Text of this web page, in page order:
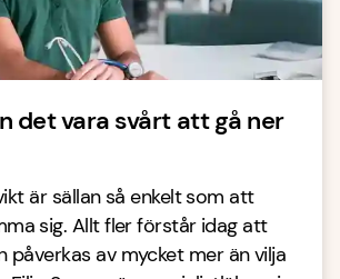
det vara svårt att gå ner
är sällan så enkelt som att
sig. Allt fler förstår idag att
påverkas av mycket mer än vilja